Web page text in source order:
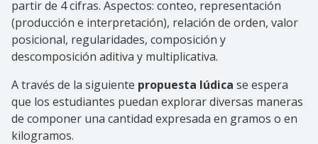
partir de 4 cifras. Aspectos: conteo, representación
(producción e interpretación), relación de orden, valor
posicional, regularidades, composición y
descomposición aditiva y multiplicativa.
A través de la siguiente propuesta lúdica se espera
que los estudiantes puedan explorar diversas maneras
de componer una cantidad expresada en gramos o en
kilogramos.